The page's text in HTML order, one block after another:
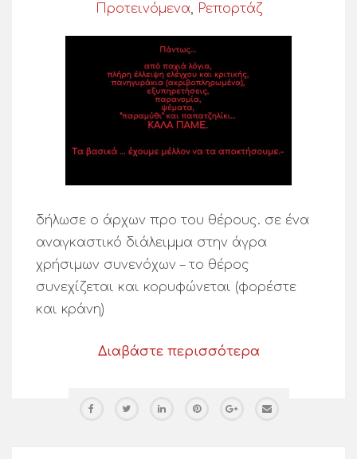
Προτεινόμενα, Ρεπορτάζ
δήλωσε ο άρχων προ του θέρους. σε ένα
αναγκαστικό διάλειμμα στην άγρα
χρήσιμων συνενόχων – το θέρος
συνεχίζεται και κορυφώνεται (φορέστε
και κράνη)
Διαβάστε περισσότερα